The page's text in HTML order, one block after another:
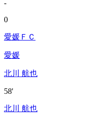
-
0
愛媛ＦＣ
愛媛
北川 航也
58'
北川 航也